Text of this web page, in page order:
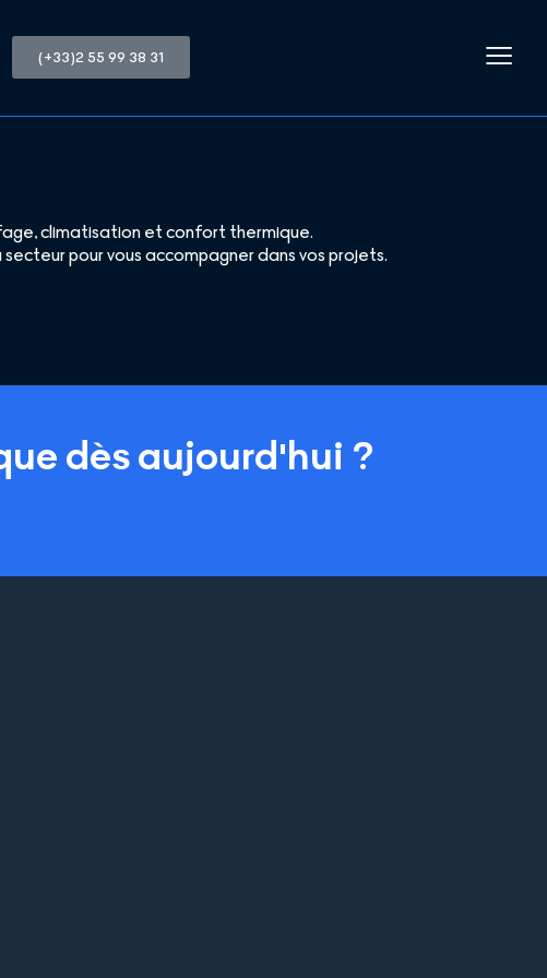
(+33)2 55 99 38 31
climatisation et confort thermique.
pour vous accompagner dans vos projets.
dès aujourd'hui ?